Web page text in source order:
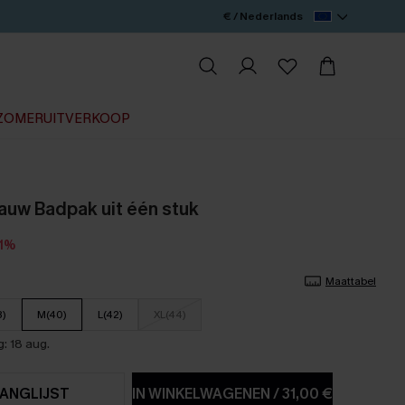
€ / Nederlands
Badpak uit één stuk
Maattabel
M(40) L(42) XL(44)
18 aug.
IN WINKELWAGENEN/31,00 €